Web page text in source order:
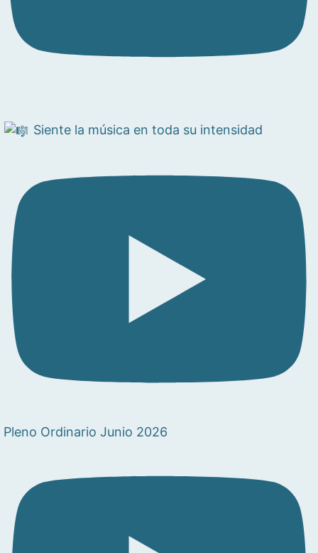
Siente la música en toda su intensidad
Pleno Ordinario Junio 2026